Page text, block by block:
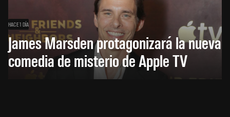
HACE 1 DÍA
James Marsden protagonizará la nueva
comedia de misterio de Apple TV